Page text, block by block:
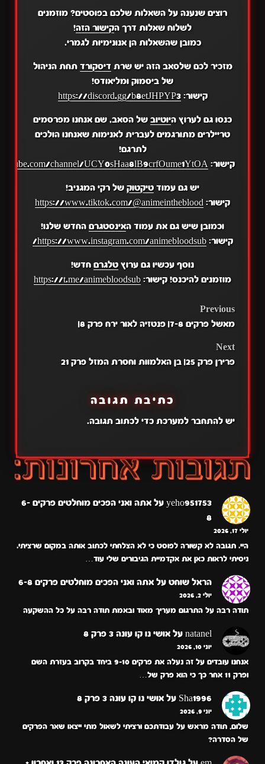
רוצים שנענה על השאלות שלכם בפוסטים? מוזמנים
לשלוח שאלות דרך הקישור הזה!
כמובן שהשאלות הן אנונימיות לגמרי.
מזכיר לכם שלסאב הזה יש שרת דיסקורד תחת הניהול
של ביסמוק ומליאודס!
קישור:https://discord.gg/b8etJHPYP3
כנסו גם לערוץ היוטיובשל הסאב, שם אנחנו מפרסמים
טריילרים מתורגמים לעברית לאנימות שאנחנו הולכים
לתרגם!
קישור: channel/UCY0sHaa8lB9crfOume1YtOA
יש גם עמודטיקטוקשל רקי המגניב!
קישור: https://www.tiktok.com/@animeintheblood
וכמובן שיש גם את עמוד האינסטגרם החדש שלנו!
קישור:https://www.instagram.com/animebloodsub/
נוסף עכשיו גם ערוץטלגרםחדש!
מוזמנים להיכנס! קישור: https://t.me/animebloodsub
POST
Previous
מאשל פרקים 7-8| פנטזיה לאור ירח פרק 8|
Next
פרירן פרק 25| בן האלמוות וחסרת המזל פרק 21
כתיבת תגובה
יש להתחבר למערכתכדי לכתוב תגובה.
yeho951753 על
אתה ואני הפכים מוחלטים פרקים 6-
8
יולי 17, 2026
היי. תגובה לא קשורה לפוסט כי לא הצלחתי לכתוב אותה במקום שרציתי.
ניסיתי לראות כאן את אקדמיית הגיבורים שלי עוד…
הראל שוחט על אתה ואני הפכים מוחלטים פרקים 6-8
יולי 2, 2026
תודה רבה על התרגום מעריך מאוד ובאמת תודה רבה על כל ההשקעה
natanel על אושי נו קו עונה 3 פרק 8
יוני 10, 2026
אנחנו עובדים על זה נעלה את פרקים 9-10 ביחד בקרוב בעזרת השם
ופרק 11 אחר כך כי הוא פרק של…
Sha1996 על אושי נו קו עונה 3 פרק 8
יוני 9, 2026
שלום, תודה מראש על עבודתכם ורציתי לשאול מתי ייצאו שאר הפרקים
של הסדרה?